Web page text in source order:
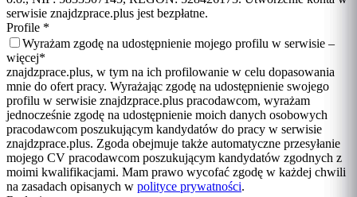
serwisie znajdzprace.plus jest bezpłatne.
Profile *
Wyrażam zgodę na udostępnienie mojego profilu w serwisie –
więcej*
znajdzprace.plus, w tym na ich profilowanie w celu dopasowania
mnie do ofert pracy. Wyrażając zgodę na udostępnienie swojego
profilu w serwisie znajdzprace.plus pracodawcom, wyrażam
jednocześnie zgodę na udostępnienie moich danych osobowych
pracodawcom poszukującym kandydatów do pracy w serwisie
znajdzprace.plus. Zgoda obejmuje także automatyczne przesyłanie
mojego CV pracodawcom poszukującym kandydatów zgodnych z
moimi kwalifikacjami. Mam prawo wycofać zgodę w każdej chwili
na zasadach opisanych w polityce prywatności.